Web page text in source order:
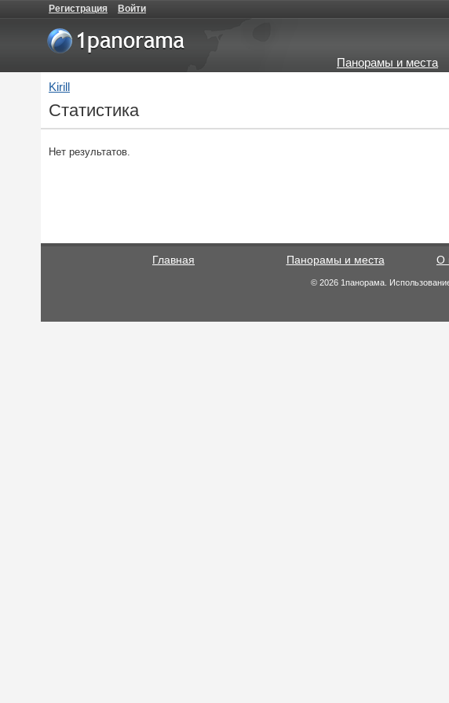
Регистрация Войти
Панорамы и места
Kirill
Статистика
Нет результатов.
Главная Панорамы и места О
© 2026 1панорама.